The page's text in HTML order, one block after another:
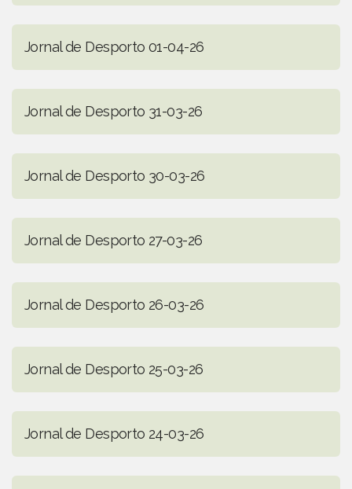
Jornal de Desporto 01-04-26
Jornal de Desporto 31-03-26
Jornal de Desporto 30-03-26
Jornal de Desporto 27-03-26
Jornal de Desporto 26-03-26
Jornal de Desporto 25-03-26
Jornal de Desporto 24-03-26